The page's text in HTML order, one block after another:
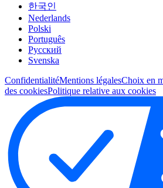
한국인
Nederlands
Polski
Português
Pусский
Svenska
ConfidentialitéMentions légalesChoix en
des cookiesPolitique relative aux cookies